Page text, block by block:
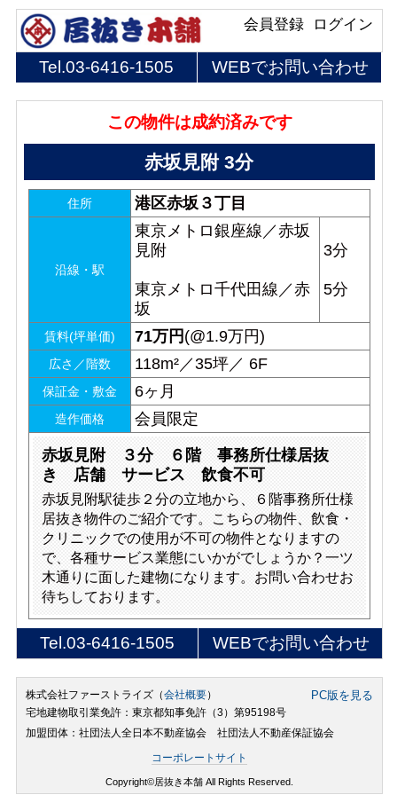
ログイン
会員登録
Tel.03-6416-1505 WEBでお問い合わせ
この物件は成約済みです
赤坂見附 3分
住所 港区赤坂３丁目
沿線・駅
東京メトロ銀座線／赤坂
見附
東京メトロ千代田線／赤
坂
3分
5分
賃料(坪単価) 71万円 (@1.9万円)
広さ／階数 118m²／35坪／ 6F
保証金・敷金 6ヶ月
造作価格 会員限定
赤坂見附 ３分 ６階 事務所仕様居抜
き 店舗 サービス 飲食不可
赤坂見附駅徒歩２分の立地から、６階事務所仕様
居抜き物件のご紹介です。こちらの物件、飲食・
クリニックでの使用が不可の物件となりますの
で、各種サービス業態にいかがでしょうか？一ツ
木通りに面した建物になります。お問い合わせお
待ちしております。
Tel.03-6416-1505 WEBでお問い合わせ
株式会社ファーストライズ（会社概要） PC版を見る
宅地建物取引業免許：東京都知事免許（3）第95198号
加盟団体：社団法人全日本不動産協会 社団法人不動産保証協会
コーポレートサイト
Copyright©居抜き本舗 All Rights Reserved.